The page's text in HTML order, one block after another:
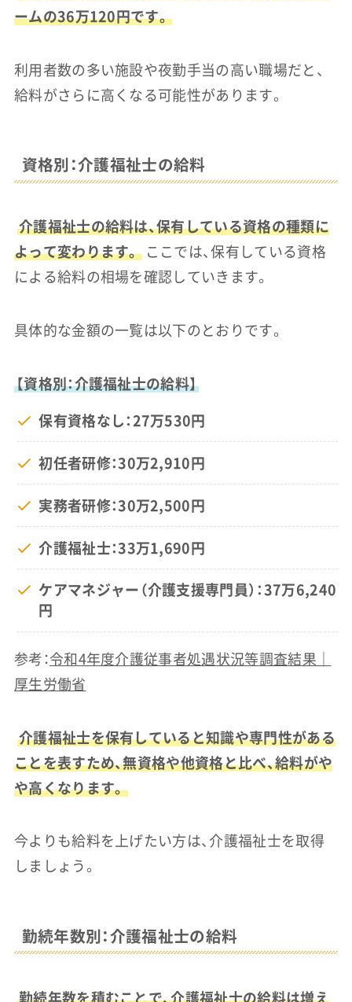
ームの36万120円です。
利用者数の多い施設や夜勤手当の高い職場だと、
給料がさらに高くなる可能性があります。
資格別：介護福祉士の給料
介護福祉士の給料は、保有している資格の種類に
よって変わります。 ここでは、保有している資格
による給料の相場を確認していきます。
具体的な金額の一覧は以下のとおりです。
【資格別：介護福祉士の給料】
保有資格なし：27万530円
初任者研修：30万2,910円
実務者研修：30万2,500円
介護福祉士：33万1,690円
ケアマネジャー（介護支援専門員）：37万6,240
円
参考：令和4年度介護従事者処遇状況等調査結果｜
厚生労働省
介護福祉士を保有していると知識や専門性がある
ことを表すため、無資格や他資格と比べ、給料がや
や高くなります。
今よりも給料を上げたい方は、介護福祉士を取得
しましょう。
勤続年数別：介護福祉士の給料
勤続年数を積むことで、介護福祉士の給料は増え